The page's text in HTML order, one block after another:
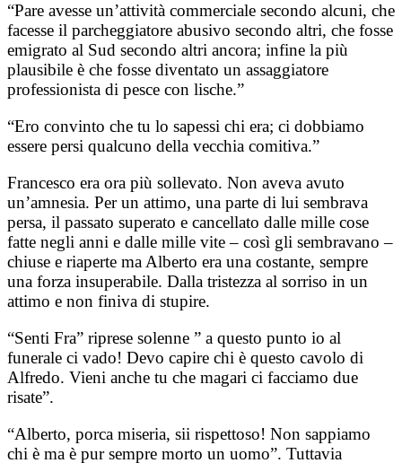
“Pare avesse un’attività commerciale secondo alcuni, che
facesse il parcheggiatore abusivo secondo altri, che fosse
emigrato al Sud secondo altri ancora; infine la più
plausibile è che fosse diventato un assaggiatore
professionista di pesce con lische.”
“Ero convinto che tu lo sapessi chi era; ci dobbiamo
essere persi qualcuno della vecchia comitiva.”
Francesco era ora più sollevato. Non aveva avuto
un’amnesia. Per un attimo, una parte di lui sembrava
persa, il passato superato e cancellato dalle mille cose
fatte negli anni e dalle mille vite – così gli sembravano –
chiuse e riaperte ma Alberto era una costante, sempre
una forza insuperabile. Dalla tristezza al sorriso in un
attimo e non finiva di stupire.
“Senti Fra” riprese solenne ” a questo punto io al
funerale ci vado! Devo capire chi è questo cavolo di
Alfredo. Vieni anche tu che magari ci facciamo due
risate”.
“Alberto, porca miseria, sii rispettoso! Non sappiamo
chi è ma è pur sempre morto un uomo”. Tuttavia